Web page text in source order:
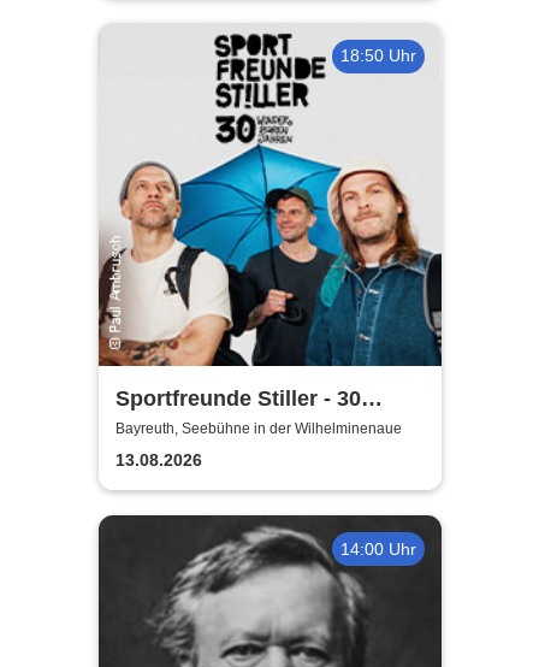
18:50 Uhr
Sportfreunde Stiller - 30
wunderbaren Jahren
Bayreuth, Seebühne in der Wilhelminenaue
13.08.2026
14:00 Uhr